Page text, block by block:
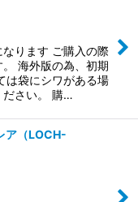
ります ご購入の際
海外版の為、初期
は袋にシワがある場
ださい。 購…
ア（LOCH-